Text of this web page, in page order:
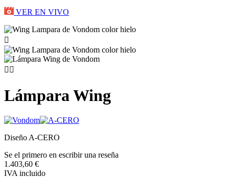
VER EN VIVO

 
Lámpara Wing
Diseño A-CERO
Se el primero en escribir una reseña
1.403,60 €
IVA incluido